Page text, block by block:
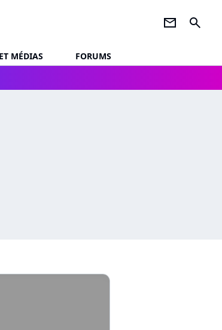
newsletter search
MÉDIAS
FORUMS